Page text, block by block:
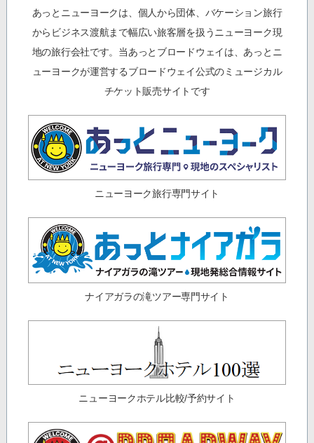
あっとニューヨークは、個人から団体、バケーション旅行
からビジネス渡航まで幅広い旅客層を扱うニューヨーク現
地の旅行会社です。当あっとブロードウェイは、あっとニ
ューヨークが運営するブロードウェイ公式のミュージカル
チケット販売サイトです
ニューヨーク旅行専門サイト
ナイアガラの滝ツアー専門サイト
ニューヨークホテル比較/予約サイト